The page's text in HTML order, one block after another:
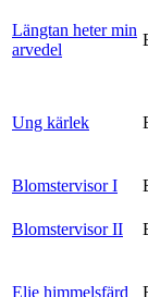
Längtan heter min
arvedel
Ung kärlek
Blomstervisor I
Blomstervisor II
Elie himmelsfärd